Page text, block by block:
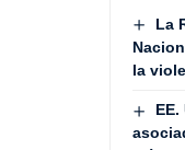
La
la